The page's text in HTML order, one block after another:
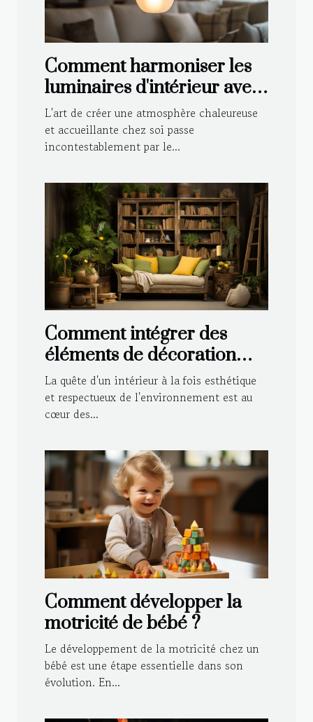
Comment harmoniser les
luminaires d'intérieur avec
votre décoration
L'art de créer une atmosphère chaleureuse
et accueillante chez soi passe
incontestablement par le...
Comment intégrer des
éléments de décoration
durable dans le style
traditionnel de votre
maison
La quête d'un intérieur à la fois esthétique
et respectueux de l'environnement est au
cœur des...
Comment développer la
motricité de bébé ?
Le développement de la motricité chez un
bébé est une étape essentielle dans son
évolution. En...